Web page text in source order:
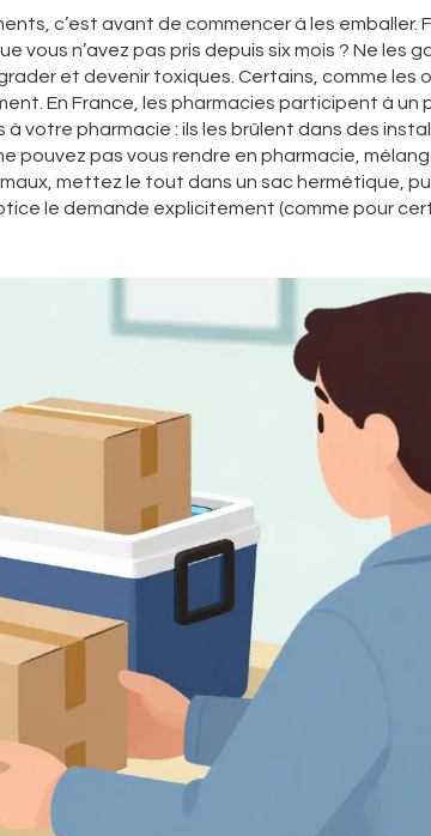
c’est avant de commencer à les emballer.
n’avez pas pris depuis six mois ? Ne les
et devenir toxiques. Certains, comme les
En France, les pharmacies participent à un
votre pharmacie : ils les brûlent dans des
pouvez pas vous rendre en pharmacie,
mettez le tout dans un sac hermétique,
le demande explicitement (comme pour